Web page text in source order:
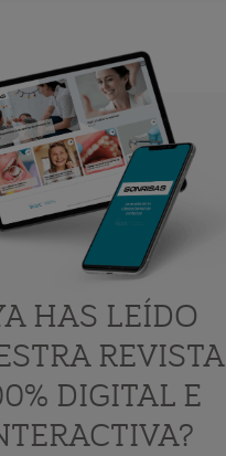
HAS LEÍDO
REVISTA
DIGITAL E